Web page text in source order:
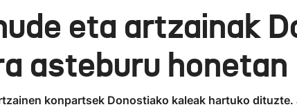
eta artzainak
asteburu honetan
konpartsek Donostiako kaleak hartuko